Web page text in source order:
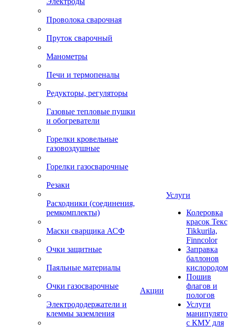
Проволока сварочная
Пруток сварочный
Манометры
Печи и термопеналы
Редукторы, регуляторы
Газовые тепловые пушки
и обогреватели
Горелки кровельные
газовоздушные
Горелки газосварочные
Резаки
Расходники (соединения,
ремкомплекты)
Маски сварщика АСФ
Очки защитные
Паяльные материалы
Очки газосварочные
Электрододержатели и
клеммы заземления
Акции
Услуги
Колеровка
красок
Tikkurila,
Finncolor
Заправка
баллонов
кислородом
Пошив
флагов и
пологов
Услуги
с КМУ для